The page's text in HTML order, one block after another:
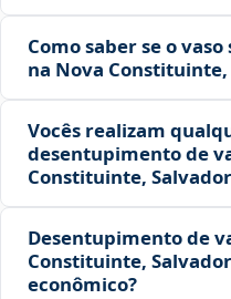
Como saber se o
na Nova Constituinte,
Vocês realizam
desentupimento de
Constituinte,
Desentupimento de
Constituinte,
econômico?